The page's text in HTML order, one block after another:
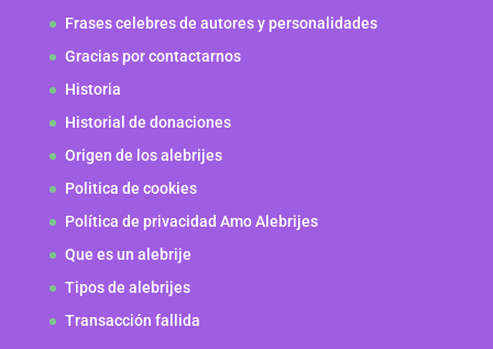
Frases celebres de autores y personalidades
Gracias por contactarnos
Historia
Historial de donaciones
Origen de los alebrijes
Politica de cookies
Política de privacidad Amo Alebrijes
Que es un alebrije
Tipos de alebrijes
Transacción fallida